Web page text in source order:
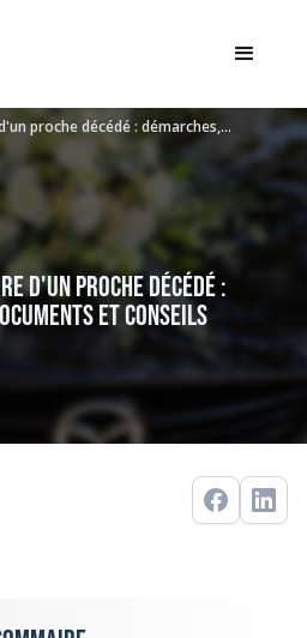
proche décédé : démarches,
d'un proche décédé :
et conseils